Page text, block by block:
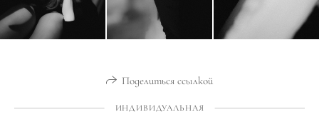
Поделиться ссылкой
ИНДИВИДУАЛЬНАЯ